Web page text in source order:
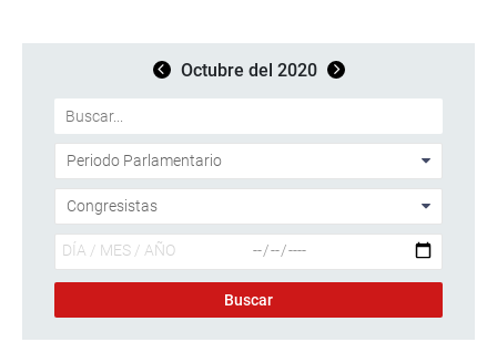
Octubre del 2020